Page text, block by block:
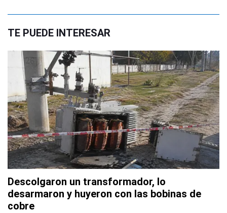
TE PUEDE INTERESAR
Descolgaron un transformador, lo
desarmaron y huyeron con las bobinas de
cobre